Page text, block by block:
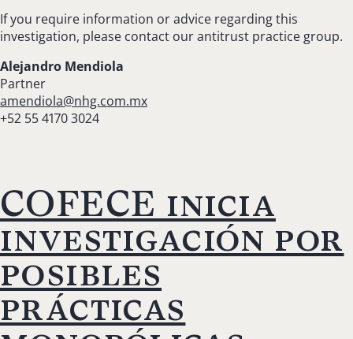
If you require information or advice regarding this
investigation, please contact our antitrust practice group.
Alejandro Mendiola
Partner
amendiola@nhg.com.mx
+52 55 4170 3024
COFECE inicia
investigación por
posibles
prácticas